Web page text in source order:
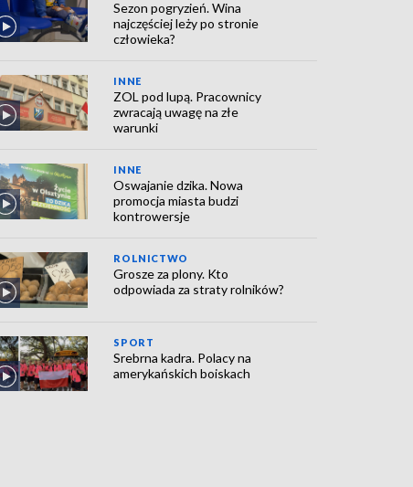
Sezon pogryzień. Wina
najczęściej leży po stronie
człowieka?
INNE
ZOL pod lupą. Pracownicy
zwracają uwagę na złe
warunki
INNE
Oswajanie dzika. Nowa
promocja miasta budzi
kontrowersje
ROLNICTWO
Grosze za plony. Kto
odpowiada za straty rolników?
SPORT
Srebrna kadra. Polacy na
amerykańskich boiskach